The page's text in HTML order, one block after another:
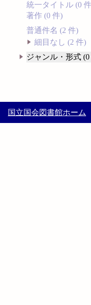
統一タイトル (0
著作 (0 件)
普通件名 (2 件)
細目なし (2 件)
ジャンル・形式 (0
国立国会図書館ホーム